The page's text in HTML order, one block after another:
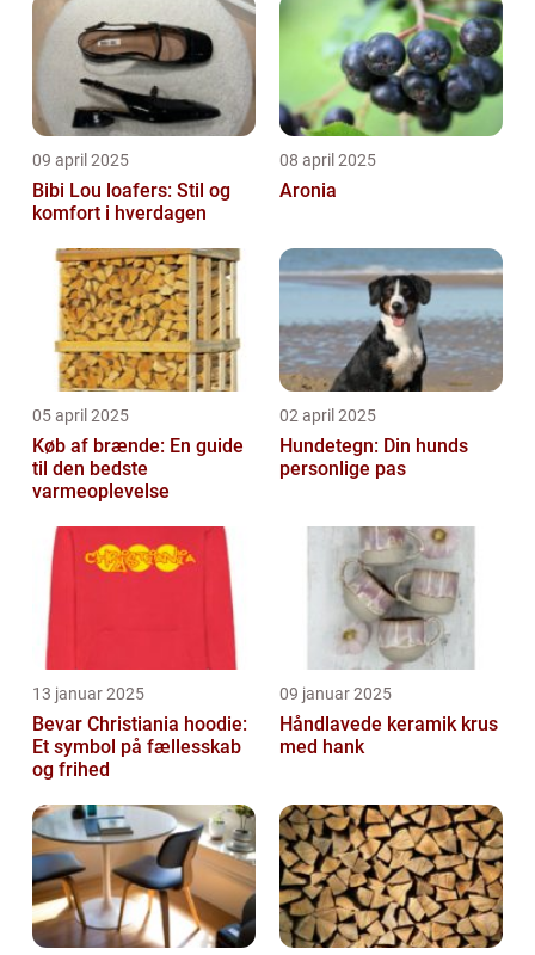
09 april 2025
Bibi Lou loafers: Stil og
komfort i hverdagen
08 april 2025
Aronia
05 april 2025
Køb af brænde: En guide
til den bedste
varmeoplevelse
02 april 2025
Hundetegn: Din hunds
personlige pas
13 januar 2025
Bevar Christiania hoodie:
Et symbol på fællesskab
og frihed
09 januar 2025
Håndlavede keramik krus
med hank